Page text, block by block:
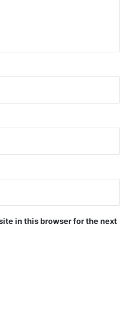
in this browser for the next